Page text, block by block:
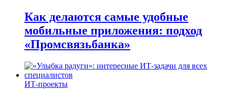
Как делаются самые удобные
мобильные приложения: подход
«Промсвязьбанка»
ИТ-проекты